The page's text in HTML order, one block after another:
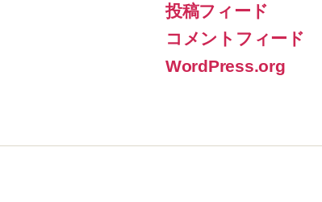
投稿フィード
コメントフィード
WordPress.org